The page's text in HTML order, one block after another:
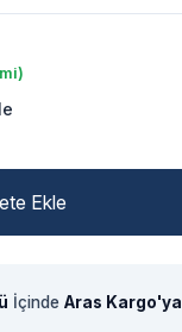
Ekle
İçinde Aras Kargo'ya